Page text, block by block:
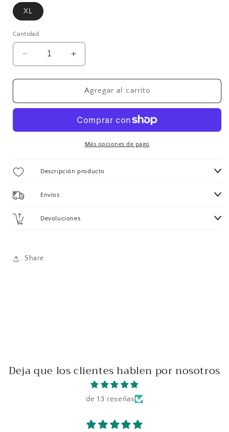
XL
Cantidad
Reducir
cantidad
para
CAMISA
Aumentar
cantidad
para
MANON
CAMISA
Agregar al carrito
Más opciones de pago
Descripción producto
Envíos
Devoluciones
Share
Deja que los clientes hablen por nosotros
de 13 reseñas